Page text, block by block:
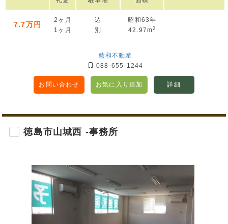
7.7万円
2ヶ月
1ヶ月
込
別
昭和63年
42.97m2
藍和不動産
088-655-1244
お問い合わせ お気に入り追加 詳細
徳島市山城西 -事務所